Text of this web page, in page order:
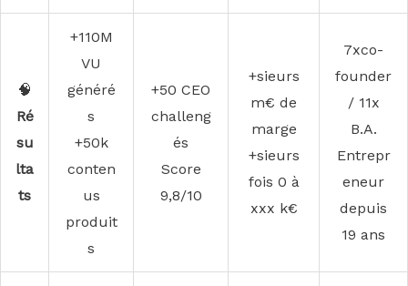
🧠
Ré
su
lta
ts
+110M
VU
généré
s
+50k
conten
us
produit
s
+50 CEO
challeng
és
Score
9,8/10
+sieurs
m€ de
marge
+sieurs
fois 0 à
xxx k€
7xco-
founder
/ 11x
B.A.
Entrepr
eneur
depuis
19 ans